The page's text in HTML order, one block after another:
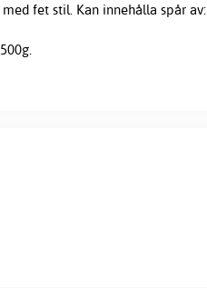
fet stil. Kan innehålla spår av: